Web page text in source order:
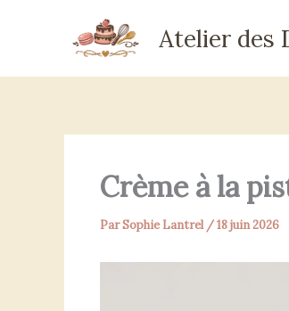
Atelier des
Crème à la
ParSophie Lantrel /18 juin 2026